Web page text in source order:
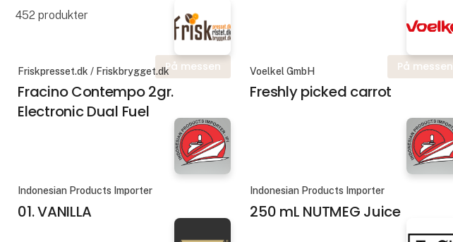
452 produkter
På messen
Friskpresset.dk / Friskbrygget.dk
Fracino Contempo 2gr.
Electronic Dual Fuel
På messen
Voelkel GmbH
Freshly picked carrot
Indonesian Products Importer
01. VANILLA
Indonesian Products Importer
250 mL NUTMEG Juice